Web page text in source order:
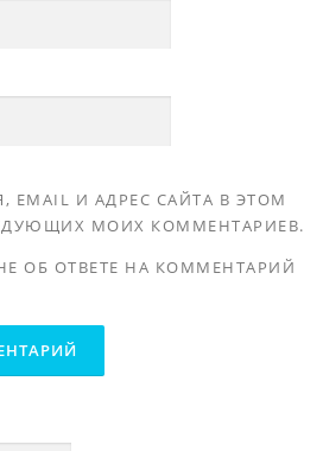
И АДРЕС САЙТА В ЭТОМ
МОИХ КОММЕНТАРИЕВ.
ОБ ОТВЕТЕ НА КОММЕНТАРИЙ